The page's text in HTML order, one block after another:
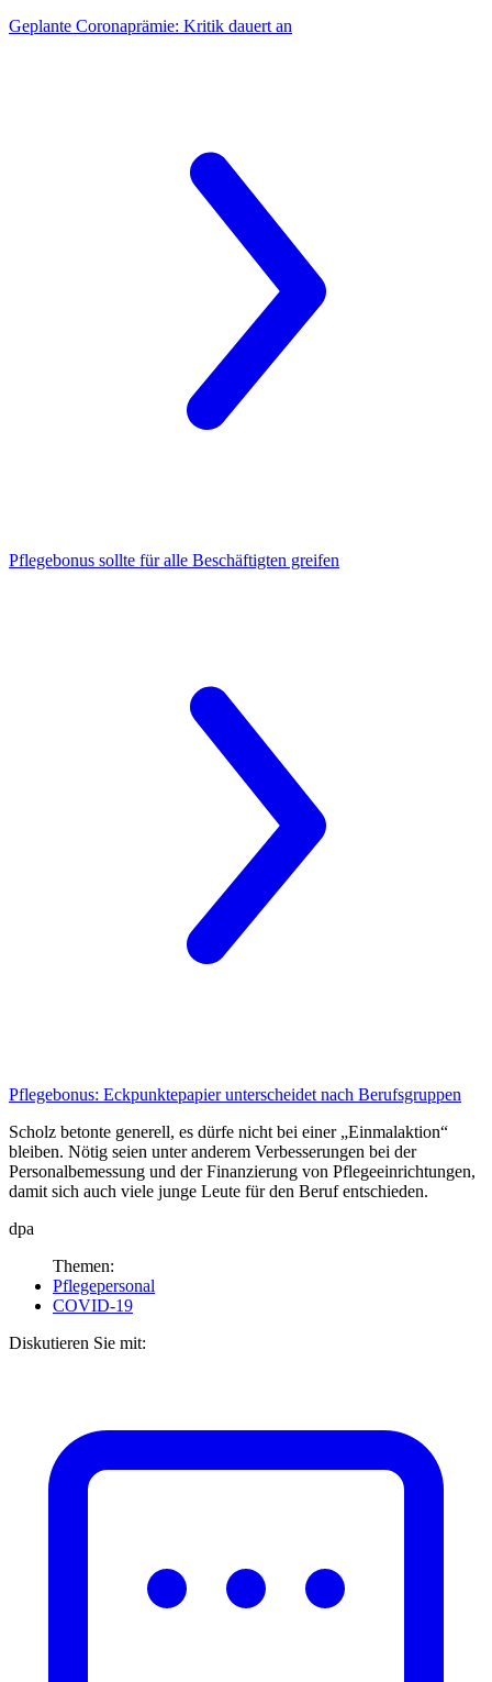
Geplante Coronaprämie: Kritik dauert an
Pflegebonus sollte für alle Beschäftigten greifen
Pflegebonus: Eckpunktepapier unterscheidet nach Berufsgruppen
Scholz betonte generell, es dürfe nicht bei einer „Einmalaktion“
bleiben. Nötig seien unter anderem Ver­besserungen bei der
Personalbemessung und der Finanzierung von Pflegeeinrichtungen,
damit sich auch viele junge Leute für den Beruf entschieden.
dpa
Themen:
Pflegepersonal
COVID-19
Diskutieren Sie mit: